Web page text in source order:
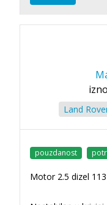
Land
pouzdanost
Motor 2.5 dizel